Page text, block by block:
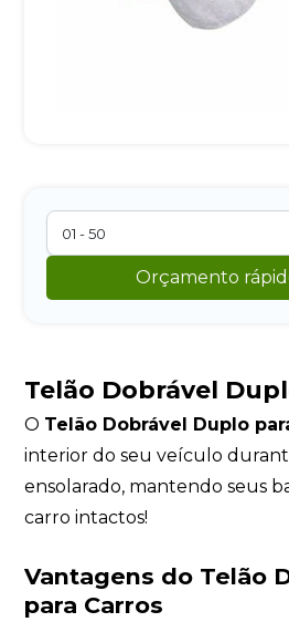
Orçamento
Telão Dobrável
O Telão Dobrável Duplo
interior do seu veículo
ensolarado, mantendo seus
carro intactos!
Vantagens do Telão
para Carros